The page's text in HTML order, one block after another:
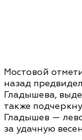
Мостовой
назад
Гладышева,
также
Гладышев —
за удачную